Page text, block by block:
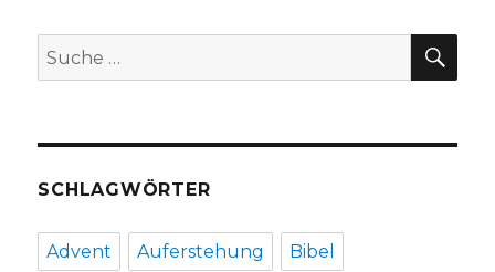
von
Christoph
Fleischer,
no
Suche
nach:
SCHLAGWÖRTER
Advent Auferstehung Bibel